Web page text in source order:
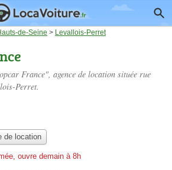
de-Seine > Levallois-Perret
France", agence de location située rue
Perret.
de location
ouvre demain à 8h